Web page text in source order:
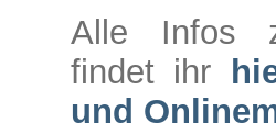
Alle Infos
findet ihr
und